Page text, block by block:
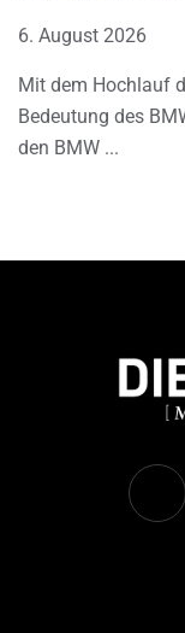
6. August 2026
Mit dem Hochlauf
Bedeutung des
den BMW